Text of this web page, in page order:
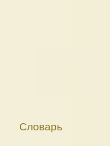
Словарь